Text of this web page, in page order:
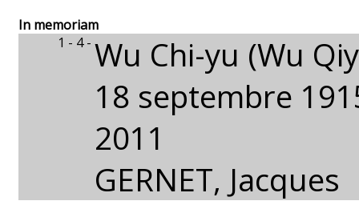
In memoriam
1 - 4 - Wu Chi-yu (Wu
18 septembre
2011
GERNET, Jacques